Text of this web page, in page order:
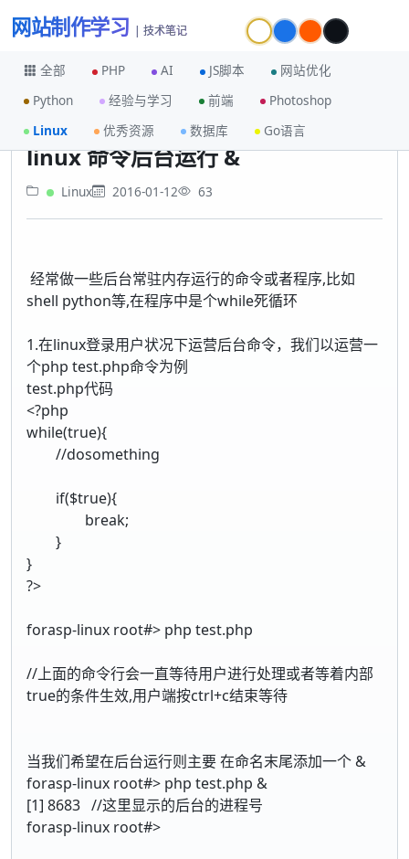
网站制作学习 | 技术笔记
全部 PHP AI JS脚本
网站优化
Python
经验与学习 前端
Photoshop
Linux
优秀资源 数据库 Go语言
首页 linux 命令后台运行 &
linux 命令后台运行 &
Linux 2016-01-12 63
经常做一些后台常驻内存运行的命令或者程序,比如
shell python等,在程序中是个while死循环
1.在linux登录用户状况下运营后台命令，我们以运营一
个php test.php命令为例
test.php代码
<?php
while(true){
//dosomething
if($true){
break;
}
}
?>
forasp-linux root#> php test.php
//上面的命令行会一直等待用户进行处理或者等着内部
true的条件生效,用户端按ctrl+c结束等待
当我们希望在后台运行则主要 在命名末尾添加一个 &
forasp-linux root#> php test.php &
[1] 8683 //这里显示的后台的进程号
forasp-linux root#>